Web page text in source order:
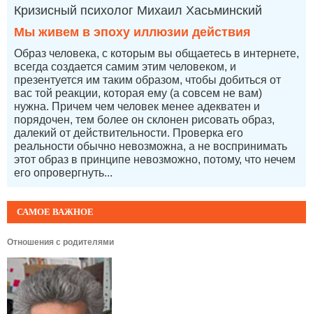
САМОЕ ВАЖНОЕ
Отношения с родителями
Кризисный психолог Михаил Хасьминский
Мы живем в эпоху иллюзии действия
Образ человека, с которым вы общаетесь в интернете,
всегда создается самим этим человеком, и
презентуется им таким образом, чтобы добиться от
вас той реакции, которая ему (а совсем не вам)
нужна. Причем чем человек менее адекватен и
порядочен, тем более он склонен рисовать образ,
далекий от действительности. Проверка его
реальности обычно невозможна, а не воспринимать
этот образ в принципе невозможно, потому, что нечем
его опровергнуть...